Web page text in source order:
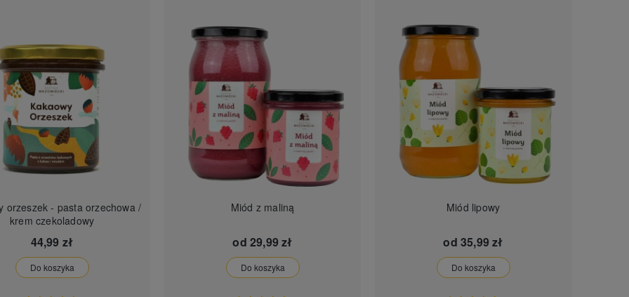
- pasta orzechowa /
krem czekoladowy
44,99 zł
Do koszyka
Miód z maliną
od 29,99 zł
Do koszyka
Miód lipowy
od 35,99 zł
Do koszyka